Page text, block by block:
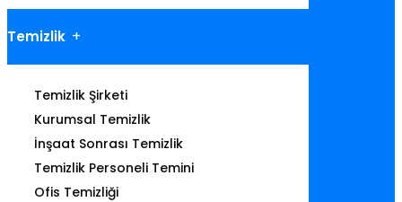
Temizlik
Temizlik Şirketi
Kurumsal Temizlik
İnşaat Sonrası Temizlik
Temizlik Personeli Temini
Ofis Temizliği